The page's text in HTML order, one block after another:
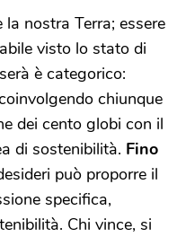
nostra Terra; essere
visto lo stato di
è categorico:
chiunque
dei cento globi con il
di sostenibilità. Fino
può proporre il
specifica,
Chi vince, si